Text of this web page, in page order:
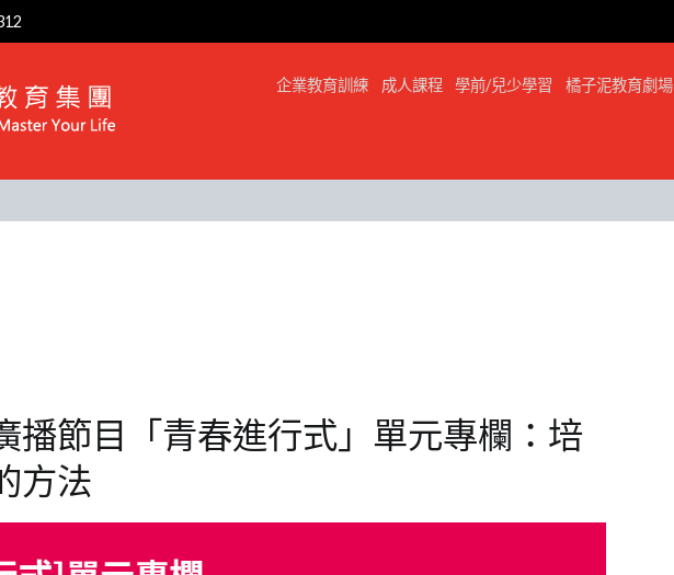
企業教育訓練 成人課程 學前/兒少學習 橘子泥教育劇場
播節目「青春進行式」單元專欄：培
方法